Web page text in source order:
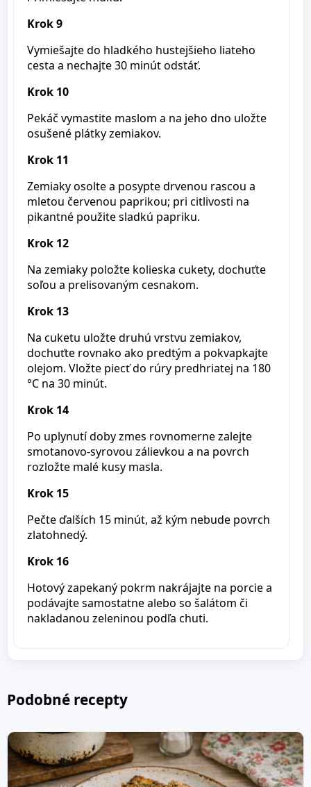
Krok 9
Vymiešajte do hladkého hustejšieho liateho
cesta a nechajte 30 minút odstáť.
Krok 10
Pekáč vymastite maslom a na jeho dno uložte
osušené plátky zemiakov.
Krok 11
Zemiaky osolte a posypte drvenou rascou a
mletou červenou paprikou; pri citlivosti na
pikantné použite sladkú papriku.
Krok 12
Na zemiaky položte kolieska cukety, dochuťte
soľou a prelisovaným cesnakom.
Krok 13
Na cuketu uložte druhú vrstvu zemiakov,
dochuťte rovnako ako predtým a pokvapkajte
olejom. Vložte piecť do rúry predhriatej na 180
°C na 30 minút.
Krok 14
Po uplynutí doby zmes rovnomerne zalejte
smotanovo-syrovou zálievkou a na povrch
rozložte malé kusy masla.
Krok 15
Pečte ďalších 15 minút, až kým nebude povrch
zlatohnedý.
Krok 16
Hotový zapekaný pokrm nakrájajte na porcie a
podávajte samostatne alebo so šalátom či
nakladanou zeleninou podľa chuti.
Podobné recepty